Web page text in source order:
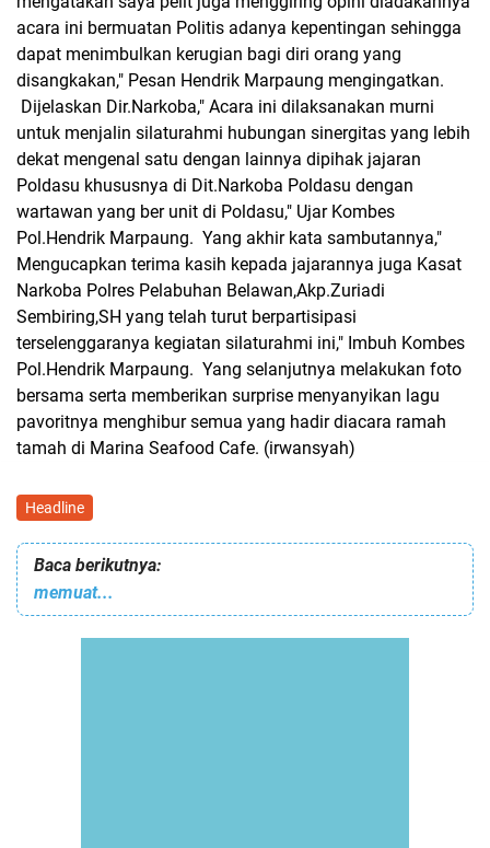
acara ini bermuatan Politis adanya kepentingan sehingga
dapat menimbulkan kerugian bagi diri orang yang
disangkakan," Pesan Hendrik Marpaung mengingatkan.
Dijelaskan Dir.Narkoba," Acara ini dilaksanakan murni
untuk menjalin silaturahmi hubungan sinergitas yang lebih
dekat mengenal satu dengan lainnya dipihak jajaran
Poldasu khususnya di Dit.Narkoba Poldasu dengan
wartawan yang ber unit di Poldasu," Ujar Kombes
Pol.Hendrik Marpaung. Yang akhir kata sambutannya,"
Mengucapkan terima kasih kepada jajarannya juga Kasat
Narkoba Polres Pelabuhan Belawan,Akp.Zuriadi
Sembiring,SH yang telah turut berpartisipasi
terselenggaranya kegiatan silaturahmi ini," Imbuh Kombes
Pol.Hendrik Marpaung. Yang selanjutnya melakukan foto
bersama serta memberikan surprise menyanyikan lagu
pavoritnya menghibur semua yang hadir diacara ramah
tamah di Marina Seafood Cafe. (irwansyah)
Headline
Baca berikutnya:
memuat...